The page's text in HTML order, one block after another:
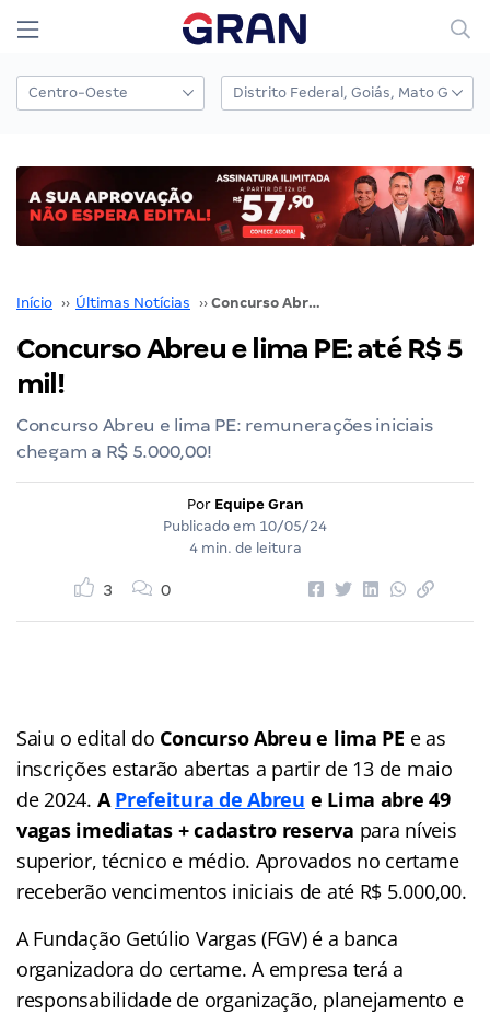
Início ›› Últimas Notícias ›› Concurso Abreu e lima PE: até R$ 5 mil!
Concurso Abreu e lima PE: até R$ 5
mil!
Concurso Abreu e lima PE: remunerações iniciais
chegam a R$ 5.000,00!
Por Equipe Gran
Publicado em 10/05/24
4 min. de leitura
3 0
Saiu o edital do Concurso Abreu e lima PE e as
inscrições estarão abertas a partir de 13 de maio
de 2024. APrefeitura de Abreu e Lima abre 49
vagas imediatas + cadastro reserva para níveis
superior, técnico e médio. Aprovados no certame
receberão vencimentos iniciais de até R$ 5.000,00.
A Fundação Getúlio Vargas (FGV) é a banca
organizadora do certame. A empresa terá a
responsabilidade de organização, planejamento e